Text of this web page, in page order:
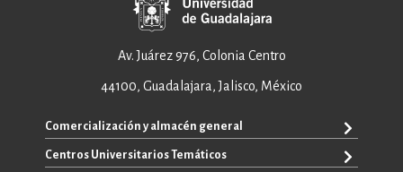
Av. Juárez 976, Colonia Centro
44100, Guadalajara, Jalisco, México
Comercialización y almacén general
+52 33 3640 6326
Centros Universitarios Temáticos